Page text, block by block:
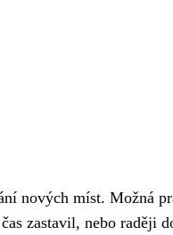
nových míst. Možná
zastavil, nebo raději